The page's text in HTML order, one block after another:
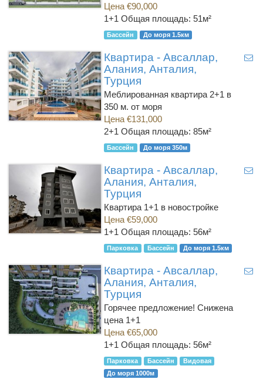
Цена €90,000
1+1 Общая площадь: 51м²
Бассейн До моря 1.5км
Квартира - Авсаллар,
Алания, Анталия,
Турция
Меблированная квартира 2+1 в
350 м. от моря
Цена €131,000
2+1 Общая площадь: 85м²
Бассейн До моря 350м
Квартира - Авсаллар,
Алания, Анталия,
Турция
Квартира 1+1 в новостройке
Цена €59,000
1+1 Общая площадь: 56м²
Парковка Бассейн До моря 1.5км
Квартира - Авсаллар,
Алания, Анталия,
Турция
Горячее предложение! Снижена
цена 1+1
Цена €65,000
1+1 Общая площадь: 56м²
Парковка Бассейн
Видовая
До моря 1000м